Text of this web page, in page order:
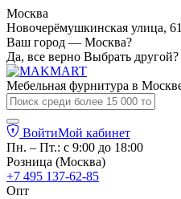
Москва
Новочерёмушкинская улица,
Ваш город — Москва?
Да, все верно Выбрать другой?
Мебельная фурнитура в
ВойтиМой кабинет
Пн. – Пт.: с 9:00 до 18:00
Розница (Москва)
+7 495 137-62-85
Опт